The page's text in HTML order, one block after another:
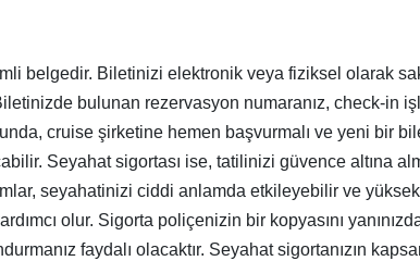
belgedir. Biletinizi elektronik veya fiziksel olarak
bulunan rezervasyon numaranız, check-in
cruise şirketine hemen başvurmalı ve yeni bir
Seyahat sigortası ise, tatilinizi güvence altına
seyahatinizi ciddi anlamda etkileyebilir ve
olur. Sigorta poliçenizin bir kopyasını
faydalı olacaktır. Seyahat sigortanızın